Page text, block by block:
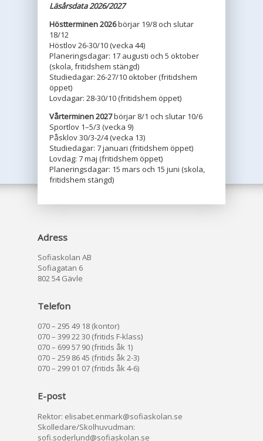
Läsårsdata 2026/2027
Höstterminen 2026börjar 19/8 och slutar
18/12
Höstlov 26-30/10 (vecka 44)
Planeringsdagar: 17 augusti och 5 oktober
(skola, fritidshem stängd)
Studiedagar: 26-27/10 oktober (fritidshem
öppet)
Lovdagar: 28-30/10 (fritidshem öppet)
Vårterminen 2027börjar 8/1 och slutar 10/6
Sportlov 1–5/3 (vecka 9)
Påsklov 30/3-2/4 (vecka 13)
Studiedagar: 7 januari (fritidshem öppet)
Lovdag: 7 maj (fritidshem öppet)
Planeringsdagar: 15 mars och 15 juni (skola,
fritidshem stängd)
Adress
Sofiaskolan AB
Sofiagatan 6
802 54 Gävle
Telefon
070 – 295 49 18 (kontor)
070 – 399 22 30 (fritids F-klass)
070 – 699 57 90 (fritids åk 1)
070 – 259 86 45 (fritids åk 2-3)
070 – 299 01 07 (fritids åk 4-6)
E-post
Rektor: elisabet.enmark@sofiaskolan.se
Skolledare/Skolhuvudman:
sofi.soderlund@sofiaskolan.se